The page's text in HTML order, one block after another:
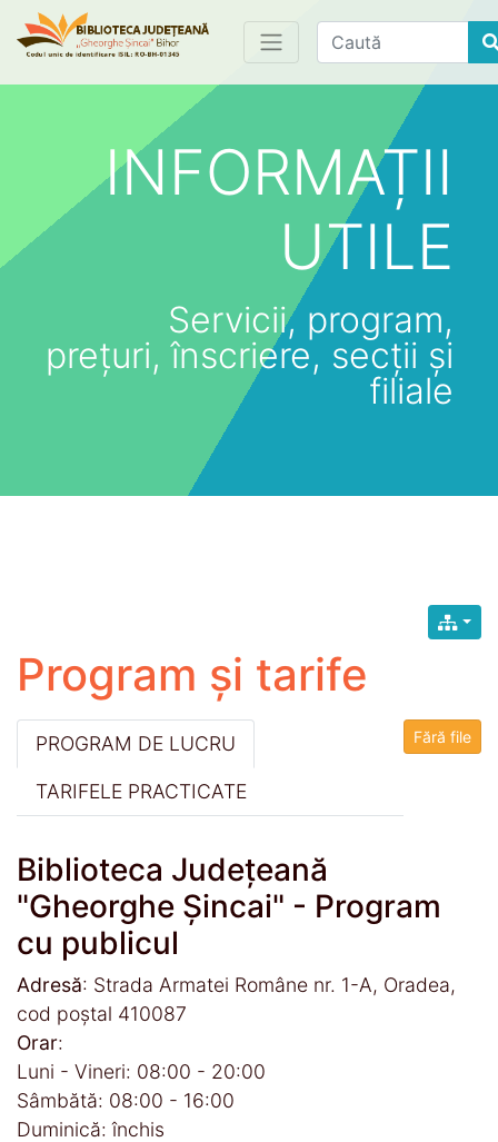
Find
INFORMAȚII
UTILE
Servicii, program,
prețuri, înscriere, secții și
filiale
Program și tarife
Fără file
PROGRAM DE LUCRU
TARIFELE PRACTICATE
Biblioteca Judeţeană
"Gheorghe Şincai" - Program
cu publicul
Adresă: Strada Armatei Române nr. 1-A, Oradea,
cod poştal 410087
Orar:
Luni - Vineri: 08:00 - 20:00
Sâmbătă: 08:00 - 16:00
Duminică: închis